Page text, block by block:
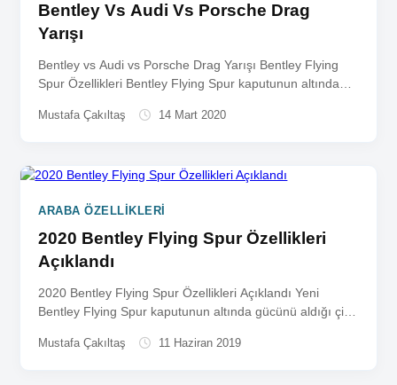
Bentley Vs Audi Vs Porsche Drag
Yarışı
Bentley vs Audi vs Porsche Drag Yarışı Bentley Flying
Spur Özellikleri Bentley Flying Spur kaputunun altında
Mustafa Çakıltaş 14 Mart 2020
ARABA ÖZELLIKLERI
2020 Bentley Flying Spur Özellikleri
Açıklandı
2020 Bentley Flying Spur Özellikleri Açıklandı Yeni
Bentley Flying Spur kaputunun altında gücünü aldığı çift
Mustafa Çakıltaş 11 Haziran 2019